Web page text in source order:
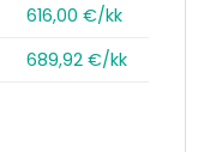
616,00 €/kk
689,92 €/kk